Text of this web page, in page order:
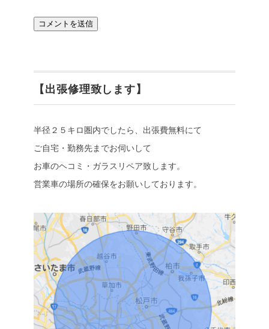
【出張修理致します】
半径２５キロ圏内でしたら、出張費無料にて
ご自宅・勤務先までお伺いして
お車のヘコミ・ガラスリペア致します。
営業車の場所の確保をお願いしております。